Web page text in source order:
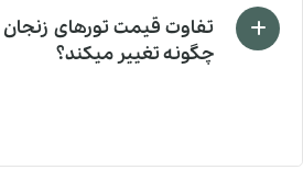
تفاوت قیمت تورهای
چگونه تغییر میکند؟